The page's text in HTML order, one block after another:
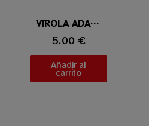
Vista rápidaVIROLA ADAM XTC
5,00 €
Añadir al
carrito